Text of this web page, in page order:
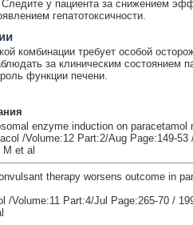
у пациента за снижением
гепатотоксичности.
комбинации требует особой
за клиническим состоянием
функции печени.
enzyme induction on paracetamol
/Volume:12 Part:2/Aug Page:149-
et al
therapy worsens outcome in
/Volume:11 Part:4/Jul Page:265-70 /